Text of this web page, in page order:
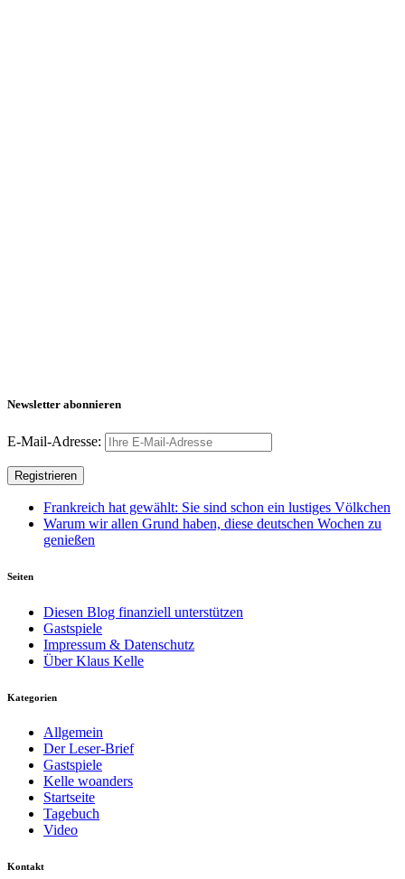
Newsletter abonnieren
E-Mail-Adresse:
Frankreich hat gewählt: Sie sind schon ein lustiges Völkchen
Warum wir allen Grund haben, diese deutschen Wochen zu
genießen
Seiten
Diesen Blog finanziell unterstützen
Gastspiele
Impressum & Datenschutz
Über Klaus Kelle
Kategorien
Allgemein
Der Leser-Brief
Gastspiele
Kelle woanders
Startseite
Tagebuch
Video
Kontakt